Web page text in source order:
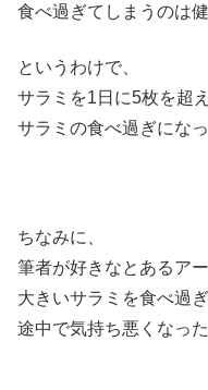
食べ過ぎてしまうのは
というわけで、
サラミを1日に5枚を超
サラミの食べ過ぎにな
ちなみに、
筆者が好きなとあるア
大きいサラミを食べ過ぎ
途中で気持ち悪くなっ